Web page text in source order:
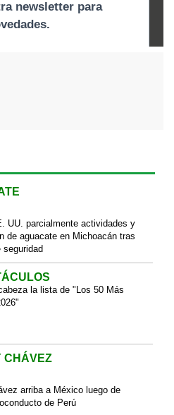
UU. parcialmente actividades y
de aguacate en Michoacán tras
seguridad
la lista de "Los 50 Más
CHÁVEZ
arriba a México luego de
de Perú